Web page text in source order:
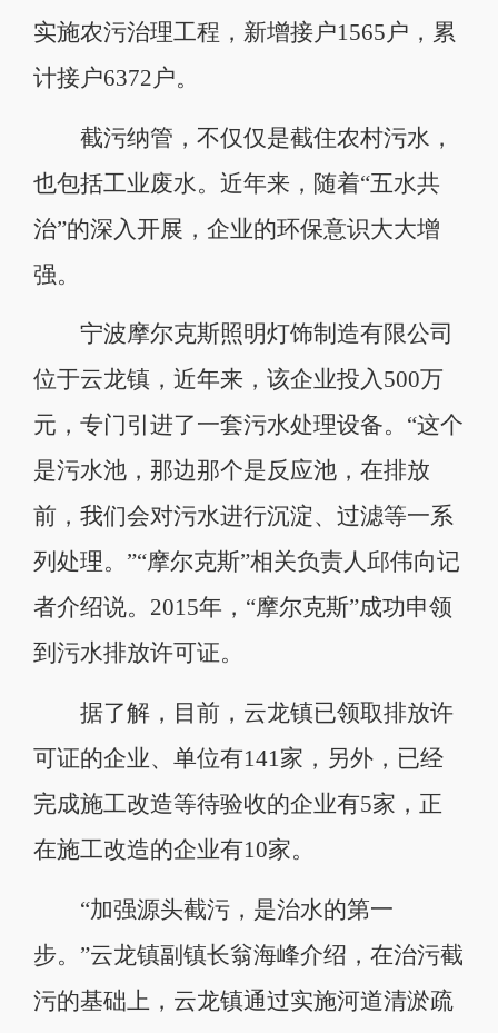
实施农污治理工程，新增接户1565户，累
计接户6372户。
截污纳管，不仅仅是截住农村污水，
也包括工业废水。近年来，随着“五水共
治”的深入开展，企业的环保意识大大增
强。
宁波摩尔克斯照明灯饰制造有限公司
位于云龙镇，近年来，该企业投入500万
元，专门引进了一套污水处理设备。“这个
是污水池，那边那个是反应池，在排放
前，我们会对污水进行沉淀、过滤等一系
列处理。”“摩尔克斯”相关负责人邱伟向记
者介绍说。2015年，“摩尔克斯”成功申领
到污水排放许可证。
据了解，目前，云龙镇已领取排放许
可证的企业、单位有141家，另外，已经
完成施工改造等待验收的企业有5家，正
在施工改造的企业有10家。
“加强源头截污，是治水的第一
步。”云龙镇副镇长翁海峰介绍，在治污截
污的基础上，云龙镇通过实施河道清淤疏